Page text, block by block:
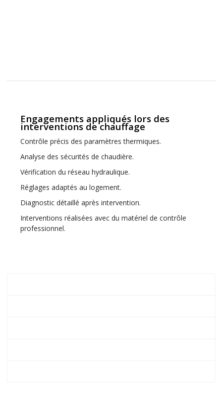
Engagements appliqués lors des
interventions de chauffage
Contrôle précis des paramètres thermiques.
Analyse des sécurités de chaudière.
Vérification du réseau hydraulique.
Réglages adaptés au logement.
Diagnostic détaillé après intervention.
Interventions réalisées avec du matériel de contrôle
professionnel.